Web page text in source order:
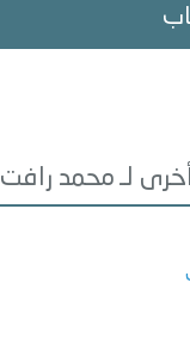
لـ محمد رافت